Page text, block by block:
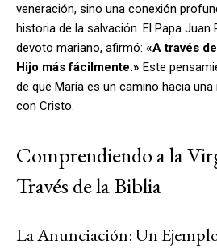
veneración, sino una conexión
historia de la salvación. El Papa Juan
devoto mariano, afirmó: «A través
Hijo más fácilmente.» Este
de que María es un camino hacia
con Cristo.
Comprendiendo a la
Través de la Biblia
La Anunciación: Un